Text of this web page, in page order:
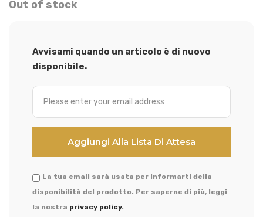
Out of stock
Avvisami quando un articolo è di nuovo
disponibile.
La tua email sarà usata per informarti della
disponibilità del prodotto. Per saperne di più, leggi
la nostra privacy policy.